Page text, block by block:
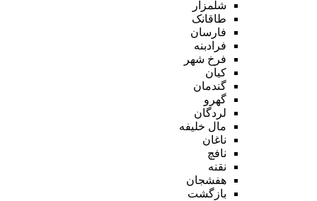
شلمزار
طاقانک
فارسان
فرادبنه
فرخ شهر
کیان
گندمان
گهرو
لردگان
مال خلیفه
ناغان
نافچ
نقنه
هفشجان
بازگشت